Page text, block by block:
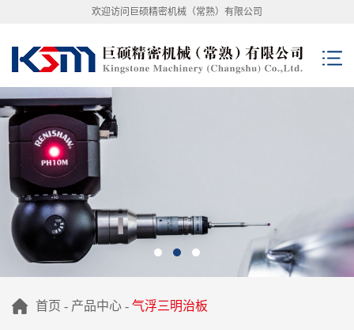
欢迎访问巨硕精密机械（常熟）有限公司
首页 - 产品中心 - 气浮三明治板